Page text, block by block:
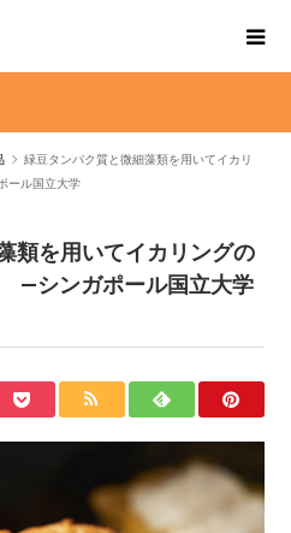
緑豆タンパク質と微細藻類を用いてイカリ
ール国立大学
類を用いてイカリングの
—シンガポール国立大学